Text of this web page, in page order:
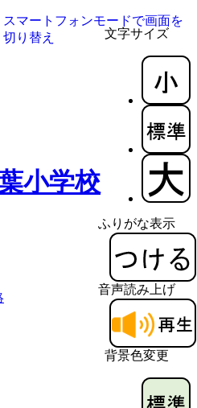
文字サイズ
ふりがな表示
音声読み上げ
背景色変更
スマートフォンモードで画面を
切り替え
小学校